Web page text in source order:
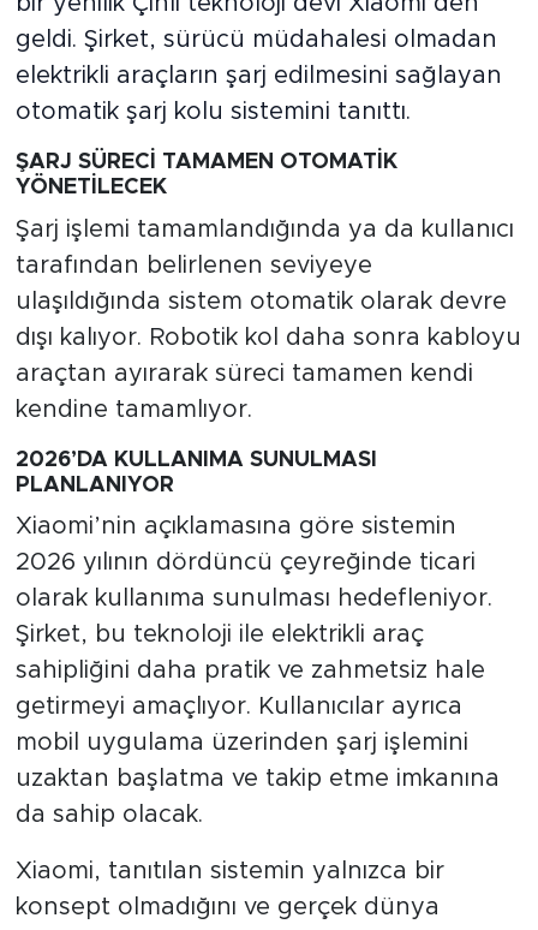
ŞARJ SÜRECİ TAMAMEN OTOMATİK
YÖNETİLECEK
Şarj işlemi tamamlandığında ya da kullanıcı
tarafından belirlenen seviyeye
ulaşıldığında sistem otomatik olarak devre
dışı kalıyor. Robotik kol daha sonra kabloyu
araçtan ayırarak süreci tamamen kendi
kendine tamamlıyor.
2026’DA KULLANIMA SUNULMASI
PLANLANIYOR
Xiaomi’nin açıklamasına göre sistemin
2026 yılının dördüncü çeyreğinde ticari
olarak kullanıma sunulması hedefleniyor.
Şirket, bu teknoloji ile elektrikli araç
sahipliğini daha pratik ve zahmetsiz hale
getirmeyi amaçlıyor. Kullanıcılar ayrıca
mobil uygulama üzerinden şarj işlemini
uzaktan başlatma ve takip etme imkanına
da sahip olacak.
Xiaomi, tanıtılan sistemin yalnızca bir
konsept olmadığını ve gerçek dünya